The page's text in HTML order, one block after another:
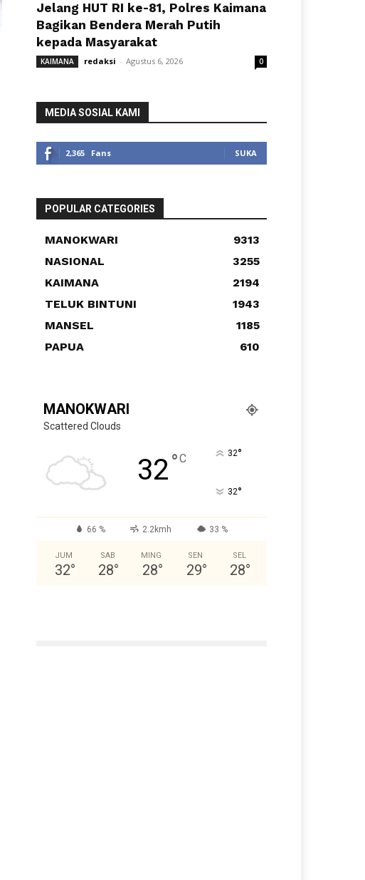
Jelang HUT RI ke-81, Polres Kaimana
Bagikan Bendera Merah Putih
kepada Masyarakat
KAIMANA redaksi - Agustus 6, 2026 0
MEDIA SOSIAL KAMI
2,365 Fans SUKA
POPULAR CATEGORIES
MANOKWARI
9313
NASIONAL
3255
KAIMANA
2194
TELUK BINTUNI
1943
MANSEL
1185
PAPUA
610
MANOKWARI
Scattered Clouds
32°C 32°
32°
66 % 2.2kmh 33 %
JUM
32°
SAB
28°
MING
28°
SEN
29°
SEL
28°